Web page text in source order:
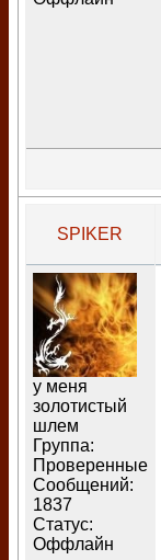
SPIKER
у меня
золотистый
шлем
Группа:
Проверенные
Сообщений:
1837
Статус:
Оффлайн